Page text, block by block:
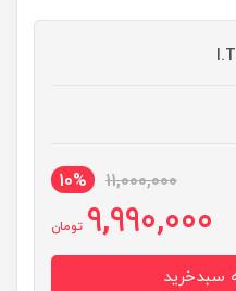
11,000,000
10%
9,990,000 تومان